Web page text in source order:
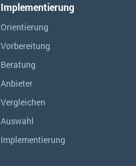
Implementierung
Orientierung
Vorbereitung
Beratung
Anbieter
Vergleichen
Auswahl
Implementierung